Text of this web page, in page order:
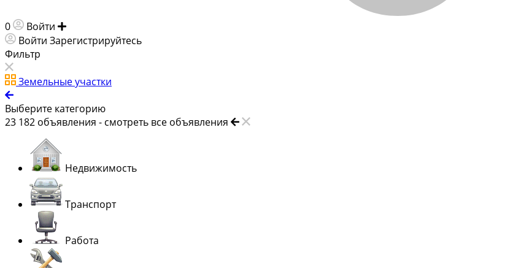
0 Войти
Войти Зарегистрируйтесь
Фильтр
Земельные участки
Выберите категорию
23 182 объявления - смотреть все объявления
Недвижимость
Транспорт
Работа